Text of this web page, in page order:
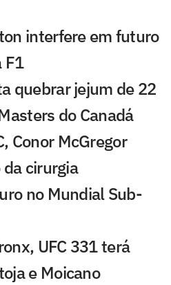
interfere em futuro
F1
quebrar jejum de 22
do Canadá
Conor McGregor
cirurgia
no Mundial Sub-
UFC 331 terá
e Moicano